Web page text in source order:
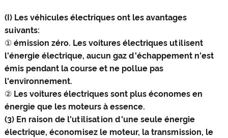
(I) Les véhicules électriques ont les avantages
suivants:
① émission zéro. Les voitures électriques utilisent
l'énergie électrique, aucun gaz d'échappement n'est
émis pendant la course et ne pollue pas
l'environnement.
② Les voitures électriques sont plus économes en
énergie que les moteurs à essence.
(3) En raison de l'utilisation d'une seule énergie
électrique, économisez le moteur, la transmission, le